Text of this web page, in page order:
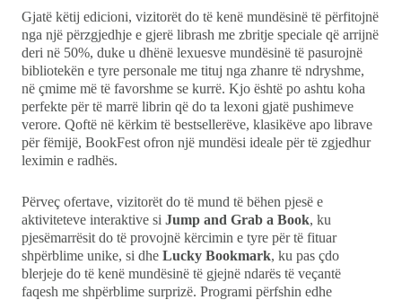
Gjatë këtij edicioni, vizitorët do të kenë mundësinë të përfitojnë
nga një përzgjedhje e gjerë librash me zbritje speciale që arrijnë
deri në 50%, duke u dhënë lexuesve mundësinë të pasurojnë
bibliotekën e tyre personale me tituj nga zhanre të ndryshme,
në çmime më të favorshme se kurrë. Kjo është po ashtu koha
perfekte për të marrë librin që do ta lexoni gjatë pushimeve
verore. Qoftë në kërkim të bestsellerëve, klasikëve apo librave
për fëmijë, BookFest ofron një mundësi ideale për të zgjedhur
leximin e radhës.
Përveç ofertave, vizitorët do të mund të bëhen pjesë e
aktiviteteve interaktive si Jump and Grab a Book, ku
pjesëmarrësit do të provojnë kërcimin e tyre për të fituar
shpërblime unike, si dhe Lucky Bookmark, ku pas çdo
blerjeje do të kenë mundësinë të gjejnë ndarës të veçantë
faqesh me shpërblime surprizë. Programi përfshin edhe